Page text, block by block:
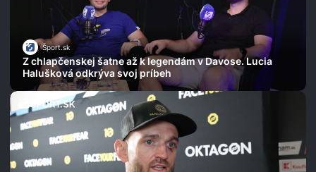
Šport.sk
Z chlapčenskej šatne až k legendám v Davose. Lucia
Halušková odkrýva svoj príbeh